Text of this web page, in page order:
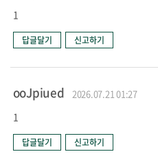
1
답글달기 신고하기
ooJpiued 2026.07.21 01:27
1
답글달기 신고하기